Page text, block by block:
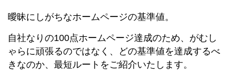
曖昧にしがちなホームページの基準値。
自社なりの100点ホームページ達成のため、がむし
ゃらに頑張るのではなく、どの基準値を達成するべ
きなのか、最短ルートをご紹介いたします。